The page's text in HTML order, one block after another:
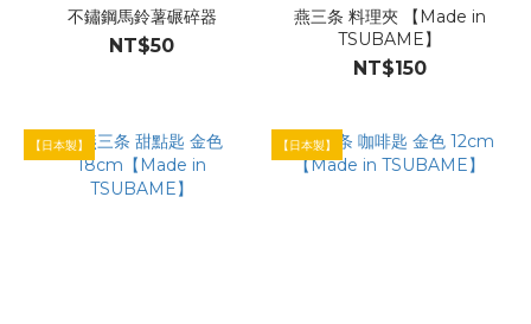
不鏽鋼馬鈴薯碾碎器
NT$50
燕三条 料理夾 【Made in
TSUBAME】
NT$150
【日本製】 【日本製】